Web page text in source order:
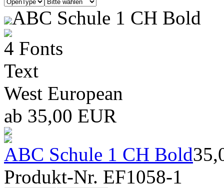
ABC Schule 1 CH Bold
4 Fonts
Text
West European
ab 35,00 EUR
ABC Schule 1 CH Bold
Produkt-Nr. EF1058-1